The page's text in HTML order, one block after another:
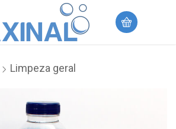
Limpeza geral